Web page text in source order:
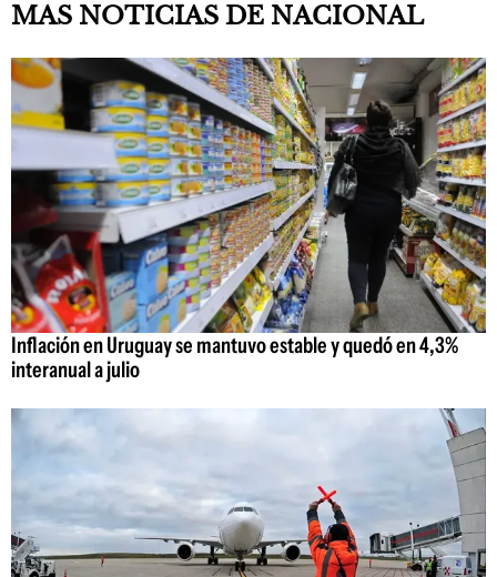
MAS NOTICIAS DE NACIONAL
Inflación en Uruguay se mantuvo estable y quedó en 4,3%
interanual a julio